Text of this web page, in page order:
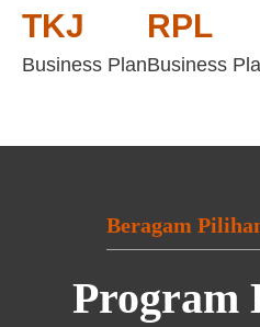
TKJ
Business Plan
RPL
Business
Beragam
Program